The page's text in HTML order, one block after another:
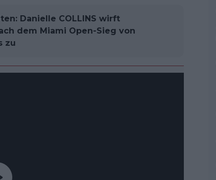
Danielle COLLINS wirft
dem Miami Open-Sieg von
zu